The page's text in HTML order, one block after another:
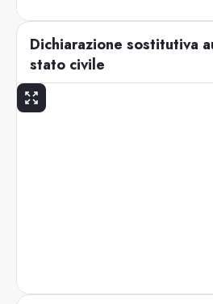
Dichiarazione sostitutiva
stato civile